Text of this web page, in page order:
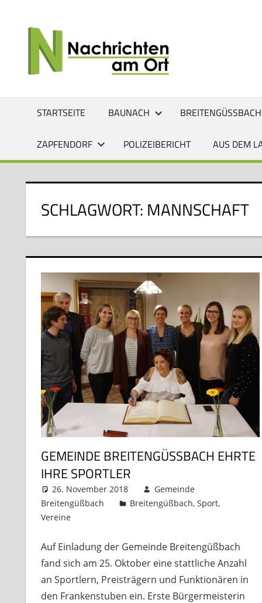
ORT
Lokale
News
Baunach,
Hallstadt,
Lauter,
Rattelsdorf,
Reckendorf
Zapfendorf
STARTSEITE BAUNACH BREITENGÜSSBACH
ZAPFENDORF POLIZEIBERICHT AUS DEM
SCHLAGWORT: MANNSCHAFT
GEMEINDE BREITENGÜSSBACH EHRTE I
HRE SPORTLER
26. November 2018
Gemeinde
Breitengüßbach
Breitengüßbach,Sport,
Vereine
Auf Einladung der Gemeinde Breitengüßbach
fand sich am 25. Oktober eine stattliche Anzahl
an Sportlern, Preisträgern und Funktionären in
den Frankenstuben ein. Erste Bürgermeisterin